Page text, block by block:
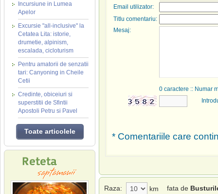
Incursiune in Lumea
Apelor
Excursie "all-inclusive" la
Cetatea Lita: istorie,
drumetie, alpinism,
escalada, cicloturism
Pentru amatorii de senzatii
tari: Canyoning in Cheile
Cetii
Credinte, obiceiuri si
superstitii de Sfintii
Apostoli Petru si Pavel
Toate articolele
Email utilizator:
Titlu comentariu:
Mesaj:
0 caractere :: Numar
* Comentariile care
Raza: km fata de